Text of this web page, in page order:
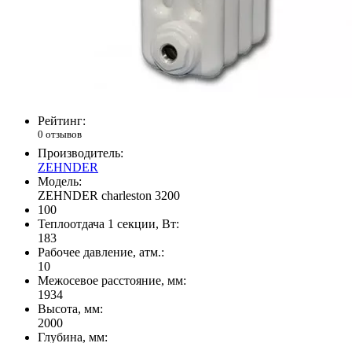
Рейтинг:
0 отзывов
Производитель:
ZEHNDER
Модель:
ZEHNDER charleston 3200
100
Теплоотдача 1 секции, Вт:
183
Рабочее давление, атм.:
10
Межосевое расстояние, мм:
1934
Высота, мм:
2000
Глубина, мм: